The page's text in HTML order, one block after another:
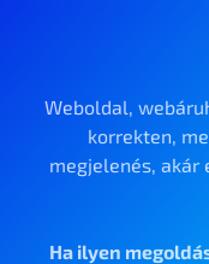
Weboldal,
korrekten,
megjelenés, akár
Ha ilyen